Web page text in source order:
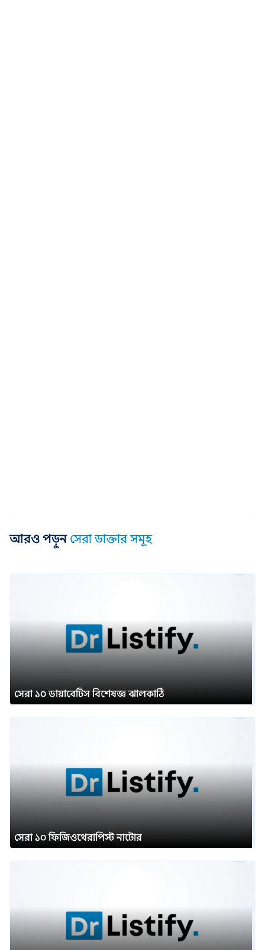
আরও পড়ুন সেরা ডাক্তার সমূহ
সেরা ১০ ডায়াবেটিস বিশেষজ্ঞ ঝালকাঠি
সেরা ১০ ফিজিওথেরাপিস্ট নাটোর